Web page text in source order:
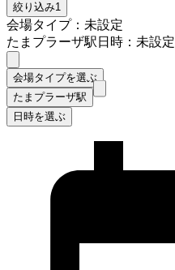
絞り込み1
会場タイプ：未設定
たまプラーザ駅日時：未設定
会場タイプを選ぶ
たまプラーザ駅
日時を選ぶ